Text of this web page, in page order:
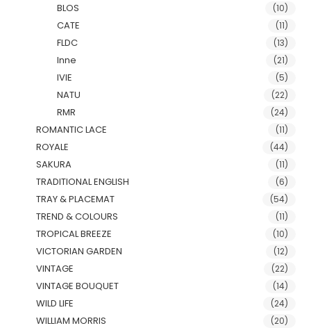
BLOS (10)
CATE (11)
FLDC (13)
Inne (21)
IVIE (5)
NATU (22)
RMR (24)
ROMANTIC LACE (11)
ROYALE (44)
SAKURA (11)
TRADITIONAL ENGLISH (6)
TRAY & PLACEMAT (54)
TREND & COLOURS (11)
TROPICAL BREEZE (10)
VICTORIAN GARDEN (12)
VINTAGE (22)
VINTAGE BOUQUET (14)
WILD LIFE (24)
WILLIAM MORRIS (20)